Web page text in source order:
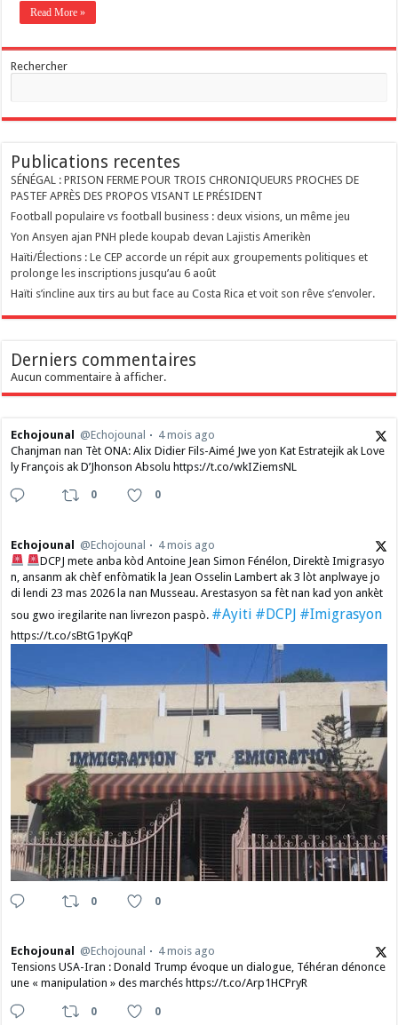
Read More »
Rechercher
Publications recentes
SÉNÉGAL : PRISON FERME POUR TROIS CHRONIQUEURS PROCHES DE
PASTEF APRÈS DES PROPOS VISANT LE PRÉSIDENT
Football populaire vs football business : deux visions, un même jeu
Yon Ansyen ajan PNH plede koupab devan Lajistis Amerikèn
Haïti/Élections : Le CEP accorde un répit aux groupements politiques et
prolonge les inscriptions jusqu’au 6 août
Haïti s’incline aux tirs au but face au Costa Rica et voit son rêve s’envoler.
Derniers commentaires
Aucun commentaire à afficher.
Echojounal @Echojounal
4 mois ago
Chanjman nan Tèt ONA: Alix Didier Fils-Aimé Jwe yon Kat Estratejik ak Love
ly François ak D’Jhonson Absolu https://t.co/wkIZiemsNL
0 0
Echojounal @Echojounal
4 mois ago
DCPJ mete anba kòd Antoine Jean Simon Fénélon, Direktè Imigrasyo
n, ansanm ak chèf enfòmatik la Jean Osselin Lambert ak 3 lòt anplwaye jo
di lendi 23 mas 2026 la nan Musseau. Arestasyon sa fèt nan kad yon ankèt
sou gwo iregilarite nan livrezon paspò. #Ayiti #DCPJ #Imigrasyon
https://t.co/sBtG1pyKqP
0 0
Echojounal @Echojounal
4 mois ago
Tensions USA-Iran : Donald Trump évoque un dialogue, Téhéran dénonce
une « manipulation » des marchés https://t.co/Arp1HCPryR
0 0